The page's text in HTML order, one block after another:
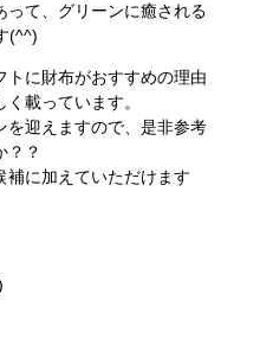
って、グリーンに癒される
(^^)
トに財布がおすすめの理由
載っています。
を迎えますので、是非参考
？？
補に加えていただけます